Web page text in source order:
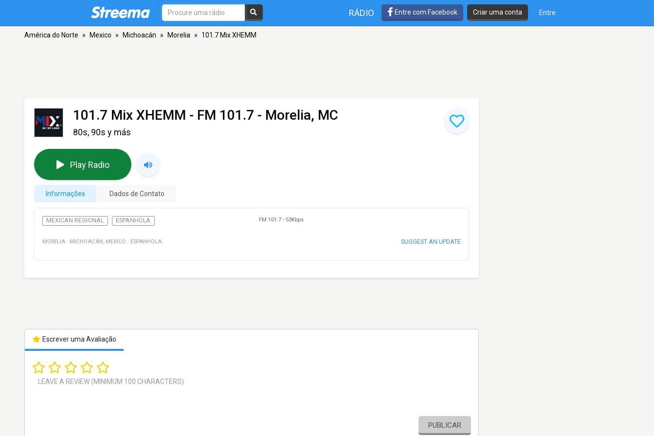
RÁDIO Entre com Facebook Criar uma conta Entre
América do Norte » Mexico » Michoacán » Morelia » 101.7 Mix XHEMM
101.7 Mix XHEMM - FM 101.7 - Morelia, MC
80s, 90s y más
Play Radio
Informações Dados de Contato
MEXICAN REGIONAL ESPANHOLA FM 101.7 - 53Kbps
MORELIA · MICHOACÁN , MEXICO · ESPANHOLA SUGGEST AN UPDATE
Escrever uma Avaliação
PUBLICAR